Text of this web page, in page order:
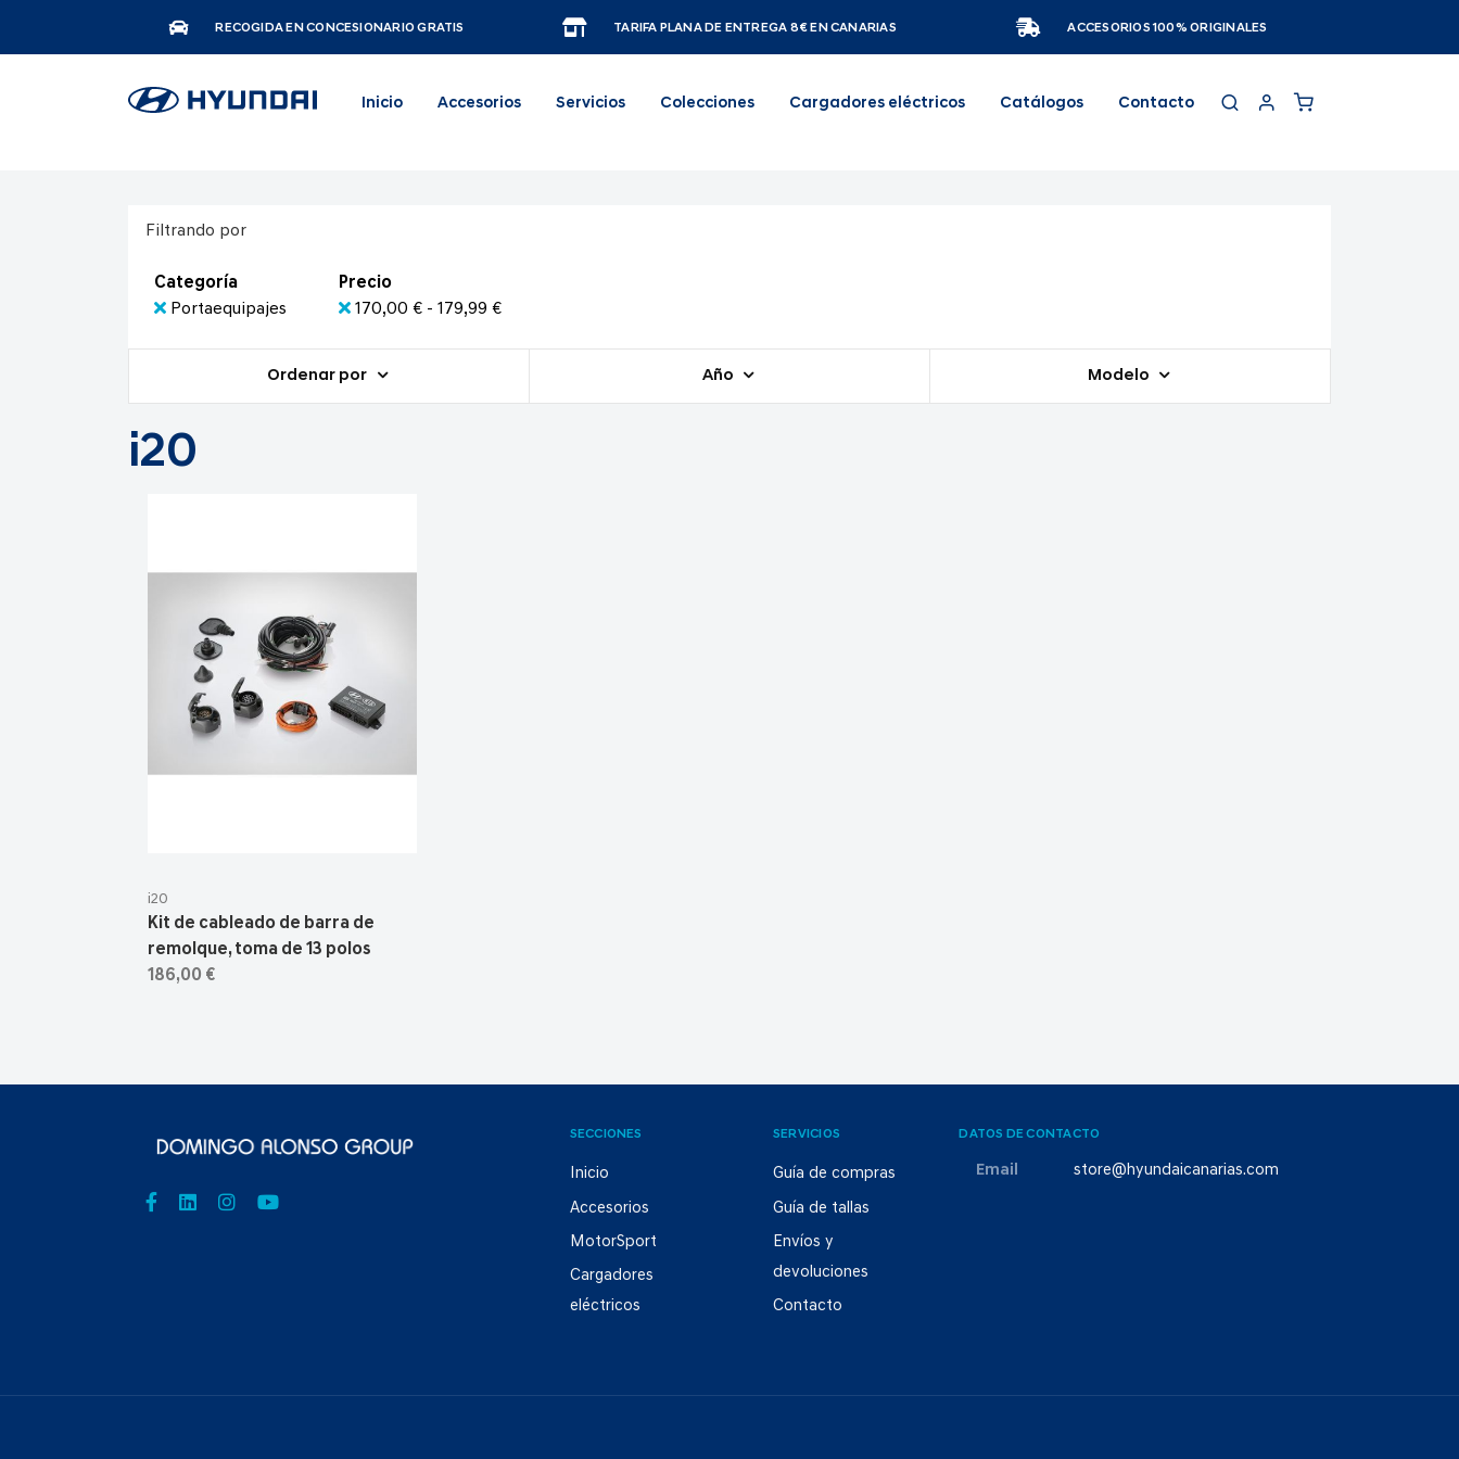
RECOGIDA EN CONCESIONARIO GRATIS TARIFA PLANA DE ENTREGA 8€ EN CANARIAS ACCESORIOS 100% ORIGINALES
Inicio Accesorios Servicios Colecciones Cargadores eléctricos Catálogos Contacto
Filtrando por
Categoría
Portaequipajes
Precio
170,00 € - 179,99 €
Ordenar por Año Modelo
i20
i20
Kit de cableado de barra de
remolque, toma de 13 polos
186,00 €
SECCIONES
Inicio
Accesorios
MotorSport
Cargadores
eléctricos
SERVICIOS
Guía de compras
Guía de tallas
Envíos y
devoluciones
Contacto
DATOS DE CONTACTO
Email store@hyundaicanarias.com